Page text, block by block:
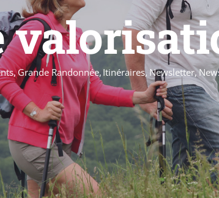
Grande Randonnée Itinéraires Newsletter